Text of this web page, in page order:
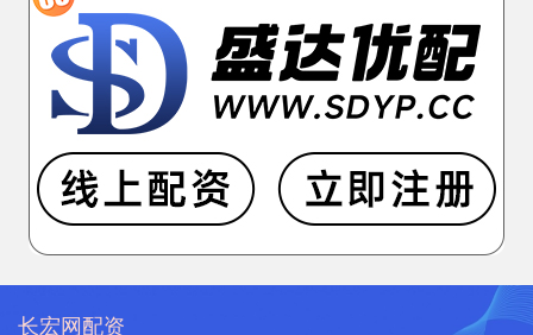
长宏网配资